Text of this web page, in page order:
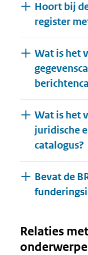
Hoort bij
register
Wat is het
Wat is het
juridische
catalogus?
Bevat de
Relaties